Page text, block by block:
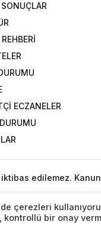
ECZANELER
edilemez.
çerezleri
kontrollü bir onay